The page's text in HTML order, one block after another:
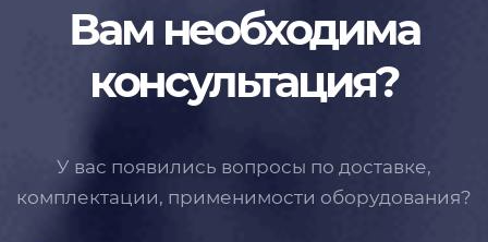
Вам необходима
консультация?
У вас появились вопросы по доставке,
комплектации, применимости оборудования?